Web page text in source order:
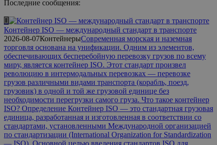
Последние сообщения:
Контейнер ISO — международный стандарт в транспорте
2026-08-07КонтейнерыСовременная морская и наземная
торговля основана на унификации. Одним из элементов,
обеспечивающих бесперебойную перевозку грузов по всему
миру, является контейнер ISO. Этот стандарт произвел
революцию в интермодальных перевозках — перевозке
грузов различными видами транспорта (корабль, поезд,
грузовик) в одной и той же грузовой единице без
необходимости перегрузки самого груза. Что такое контейнер
ISO? Определение Контейнер ISO — это стандартная грузовая
единица, разработанная и изготовленная в соответствии со
стандартами, установленными Международной организацией
по стандартизации (International Organization for Standardization
— ISO). Основной целью введения стандартов ISO для